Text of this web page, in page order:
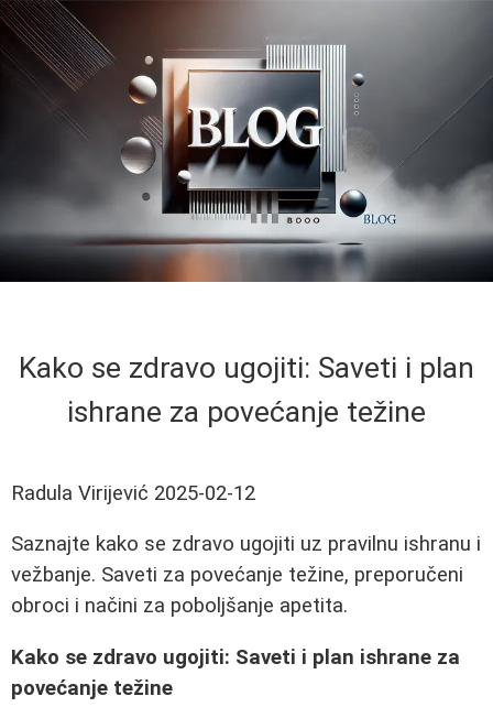
Kako se zdravo ugojiti: Saveti i plan
ishrane za povećanje težine
Radula Virijević 2025-02-12
Saznajte kako se zdravo ugojiti uz pravilnu ishranu i
vežbanje. Saveti za povećanje težine, preporučeni
obroci i načini za poboljšanje apetita.
Kako se zdravo ugojiti: Saveti i plan ishrane za
povećanje težine